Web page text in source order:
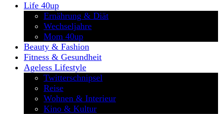
Life 40up
Ernährung & Diät
Wechseljahre
Mom 40up
Beauty & Fashion
Fitness & Gesundheit
Ageless Lifestyle
Twitterschnipsel
Reise
Wohnen & Interieur
Kino & Kultur